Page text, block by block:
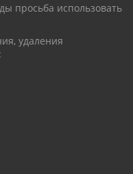
просьба использовать
удаления